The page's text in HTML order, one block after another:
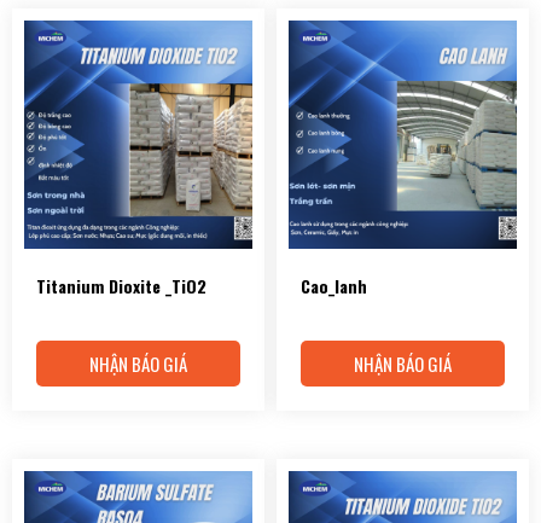
Titanium Dioxite _TiO2
NHẬN BÁO GIÁ
Cao_lanh
NHẬN BÁO GIÁ